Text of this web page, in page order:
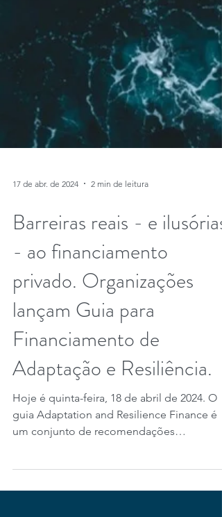
17 de abr. de 2024 2 min de leitura
Barreiras reais - e ilusórias
- ao financiamento
privado. Organizações
lançam Guia para
Financiamento de
Adaptação e Resiliência.